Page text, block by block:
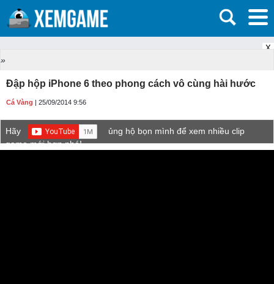
X
»
Đập hộp iPhone 6 theo phong cách vô cùng hài hước
Cá Vàng | 25/09/2014 9:56
Hãy
ủng hộ bọn mình để xem nhiều clip
game mới hơn nhé!